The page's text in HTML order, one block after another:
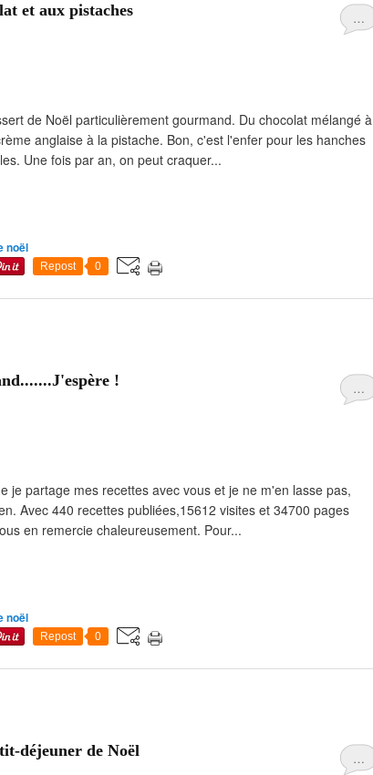
…
et aux pistaches
de Noël particulièrement gourmand. Du chocolat mélangé à
anglaise à la pistache. Bon, c'est l'enfer pour les hanches
Une fois par an, on peut craquer...
noël
Repost 0
…
!
je partage mes recettes avec vous et je ne m'en lasse pas,
Avec 440 recettes publiées,15612 visites et 34700 pages
en remercie chaleureusement. Pour...
noël
Repost 0
…
déjeuner de Noël